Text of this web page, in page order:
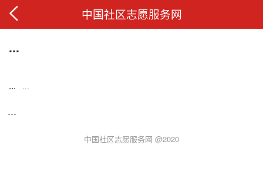
中国社区志愿服务网
...
... ...
...
中国社区志愿服务网 @2020